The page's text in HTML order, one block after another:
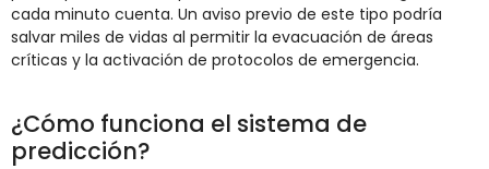
cada minuto cuenta. Un aviso previo de este tipo podría
salvar miles de vidas al permitir la evacuación de áreas
críticas y la activación de protocolos de emergencia.
¿Cómo funciona el sistema de
predicción?